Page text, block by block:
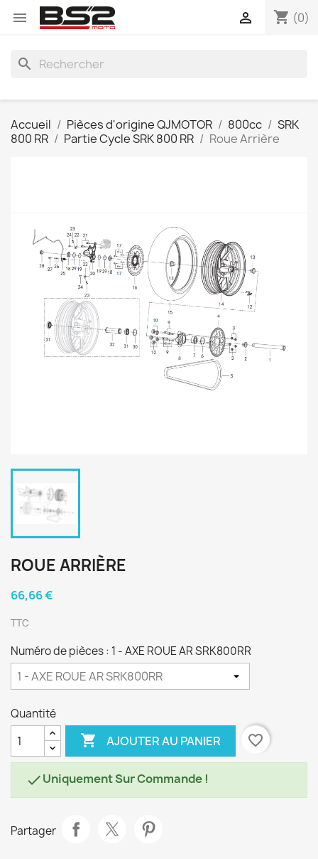
 shopping_cart (0)

search
Accueil Pièces d'origine QJMOTOR 800cc
SRK
800 RR
Partie Cycle SRK 800 RR Roue Arrière
ROUE ARRIÈRE
66,66 €
TTC
Numéro de pièces : 1 - AXE ROUE AR SRK800RR
Quantité
 AJOUTER AU PANIER favorite_border
Uniquement Sur Commande !
Partager